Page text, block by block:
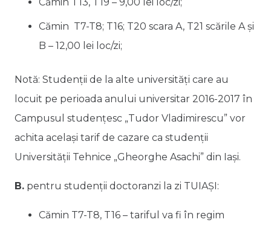
Cămin T13, T19 – 9,00 lei loc/zi;
Cămin T7-T8; T16; T20 scara A, T21 scările A și
B – 12,00 lei loc/zi;
Notă: Studenţii de la alte universităţi care au
locuit pe perioada anului universitar 2016-2017 în
Campusul studențesc „Tudor Vladimirescu” vor
achita același tarif de cazare ca studenții
Universității Tehnice „Gheorghe Asachi” din Iași.
B. pentru studenții doctoranzi la zi TUIAȘI:
Cămin T7-T8, T16 – tariful va fi în regim